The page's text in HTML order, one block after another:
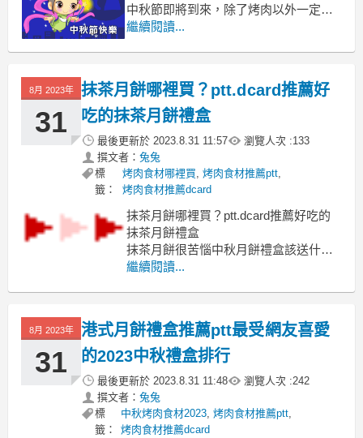
中秋節即將到來，除了烤肉以外一定要
吃月餅棗泥月餅禮盒
月餅 高雄, 豆沙月餅推薦 棗泥月餅禮盒
才有過到中秋節的感覺～棗泥月餅禮盒
現在
繼續閱讀...
8月 2023年
31
抹茶月餅哪裡買？ptt.dcard推薦好
吃的抹茶月餅禮盒
最後更新於 2023.8.31 11:57 瀏覽人次 :133
撰文者： 兔兔
標
籤：
烤肉食材哪裡買,烤肉食材推薦ptt,
烤肉食材推薦dcard
抹茶月餅哪裡買？ptt.dcard推薦好吃的
抹茶月餅禮盒
抹茶月餅很苦惱中秋月餅禮盒該送什麼
比較好嗎?
黃酥 抹茶餡做法
建議你可以送這間抹茶月餅給親朋好友
當中秋節伴手禮喔
繼續閱讀...
8月 2023年
31
港式月餅禮盒推薦ptt最受網友喜愛
的2023中秋禮盒排行
最後更新於 2023.8.31 11:48 瀏覽人次 :242
撰文者： 兔兔
標
籤：
中秋烤肉食材2023,烤肉食材推薦ptt,
烤肉食材推薦dcard